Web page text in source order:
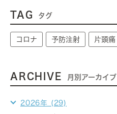
TAG タグ
コロナ 予防注射 片頭痛
ARCHIVE 月別アーカイブ
2026年 (29)